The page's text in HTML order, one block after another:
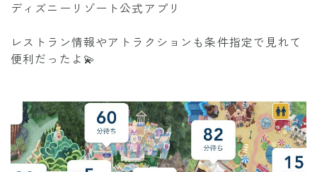
ディズニーリゾート公式アプリ
レストラン情報やアトラクションも条件指定で見れて
便利だったよ💫